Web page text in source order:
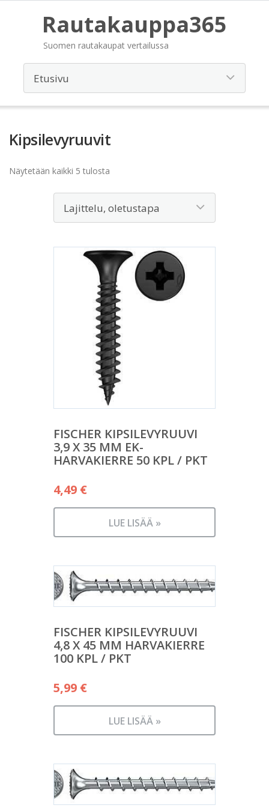
Rautakauppa365
Suomen rautakaupat vertailussa
Kipsilevyruuvit
Näytetään kaikki 5 tulosta
FISCHER KIPSILEVYRUUVI
3,9 X 35 MM EK-
HARVAKIERRE 50 KPL / PKT
4,49 €
LUE LISÄÄ »
FISCHER KIPSILEVYRUUVI
4,8 X 45 MM HARVAKIERRE
100 KPL / PKT
5,99 €
LUE LISÄÄ »